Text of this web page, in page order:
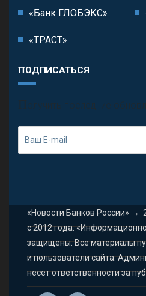
«Банк ГЛОБЭКС»
«ТРАСТ»
ПОДПИСАТЬСЯ
П олучить последние
«Новости Банков России» →
с 2012 года.
защищены. Все материалы
и пользователи сайта.
несет ответственности за